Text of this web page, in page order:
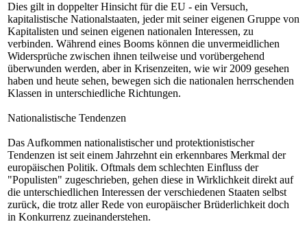
Dies gilt in doppelter Hinsicht für die EU - ein Versuch,
kapitalistische Nationalstaaten, jeder mit seiner eigenen Gruppe von
Kapitalisten und seinen eigenen nationalen Interessen, zu
verbinden. Während eines Booms können die unvermeidlichen
Widersprüche zwischen ihnen teilweise und vorübergehend
überwunden werden, aber in Krisenzeiten, wie wir 2009 gesehen
haben und heute sehen, bewegen sich die nationalen herrschenden
Klassen in unterschiedliche Richtungen.
Nationalistische Tendenzen
Das Aufkommen nationalistischer und protektionistischer
Tendenzen ist seit einem Jahrzehnt ein erkennbares Merkmal der
europäischen Politik. Oftmals dem schlechten Einfluss der
"Populisten" zugeschrieben, gehen diese in Wirklichkeit direkt auf
die unterschiedlichen Interessen der verschiedenen Staaten selbst
zurück, die trotz aller Rede von europäischer Brüderlichkeit doch
in Konkurrenz zueinanderstehen.